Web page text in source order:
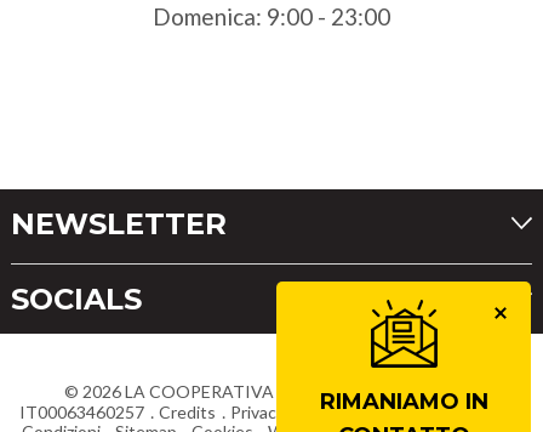
Domenica: 9:00 - 23:00
NEWSLETTER
SOCIALS
© 2026LA COOPERATIVA DI CORTINA
Partita IVA
IT00063460257
Credits Privacy
Dichiarazione di accessibilità
RIMANIAMO IN